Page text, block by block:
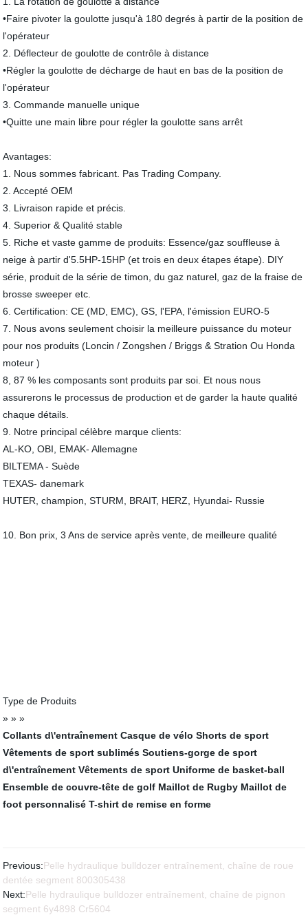
•Faire pivoter la goulotte jusqu'à 180 degrés à partir de la position de
l'opérateur
2. Déflecteur de goulotte de contrôle à distance
•Régler la goulotte de décharge de haut en bas de la position de
l'opérateur
3. Commande manuelle unique
•Quitte une main libre pour régler la goulotte sans arrêt
Avantages:
1. Nous sommes fabricant. Pas Trading Company.
2. Accepté OEM
3. Livraison rapide et précis.
4. Superior & Qualité stable
5. Riche et vaste gamme de produits: Essence/gaz souffleuse à
neige à partir d'5.5HP-15HP (et trois en deux étapes étape). DIY
série, produit de la série de timon, du gaz naturel, gaz de la fraise de
brosse sweeper etc.
6. Certification: CE (MD, EMC), GS, l'EPA, l'émission EURO-5
7. Nous avons seulement choisir la meilleure puissance du moteur
pour nos produits (Loncin / Zongshen / Briggs & Stration Ou Honda
moteur )
8, 87 % les composants sont produits par soi. Et nous nous
assurerons le processus de production et de garder la haute qualité
chaque détails.
9. Notre principal célèbre marque clients:
AL-KO, OBI, EMAK- Allemagne
BILTEMA - Suède
TEXAS- danemark
HUTER, champion, STURM, BRAIT, HERZ, Hyundai- Russie
10. Bon prix, 3 Ans de service après vente, de meilleure qualité
Type de Produits
» » »
Collants d\'entraînement Casque de vélo Shorts de sport
Vêtements de sport sublimés Soutiens-gorge de sport
d\'entraînement Vêtements de sport Uniforme de basket-ball
Ensemble de couvre-tête de golf Maillot de Rugby Maillot de
foot personnalisé T-shirt de remise en forme
Previous:Pelle hydraulique bulldozer entraînement, chaîne de roue
dentée segment 800305438
Next:Pelle hydraulique bulldozer entraînement, chaîne de pignon
segment 6y4898 Cr5604